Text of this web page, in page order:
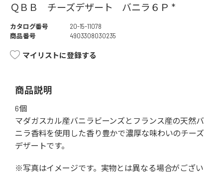
ＱＢＢ チーズデザート バニラ６Ｐ *
カタログ番号
20-15-11078
商品番号
4903308030235
マイリストに登録する
商品説明
6個
マダガスカル産バニラビーンズとフランス産の天然バ
ニラ香料を使用した香り豊かで濃厚な味わいのチーズ
デザートです。
※写真はイメージです。実物とは異なる場合がござい